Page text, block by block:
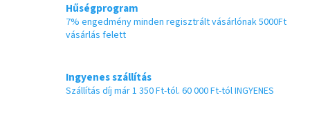
Hűségprogram
7% engedmény minden regisztrált vásárlónak 5000Ft
vásárlás felett
Ingyenes szállítás
Szállítás díj már 1 350 Ft-tól. 60 000 Ft-tól INGYENES